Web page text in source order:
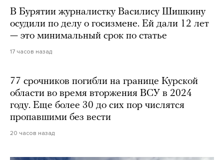
В Бурятии журналистку Василису Шишкину
осудили по делу о госизмене. Ей дали 12 лет
— это минимальный срок по статье
17 часов назад
77 срочников погибли на границе Курской
области во время вторжения ВСУ в 2024
году. Еще более 30 до сих пор числятся
пропавшими без вести
20 часов назад